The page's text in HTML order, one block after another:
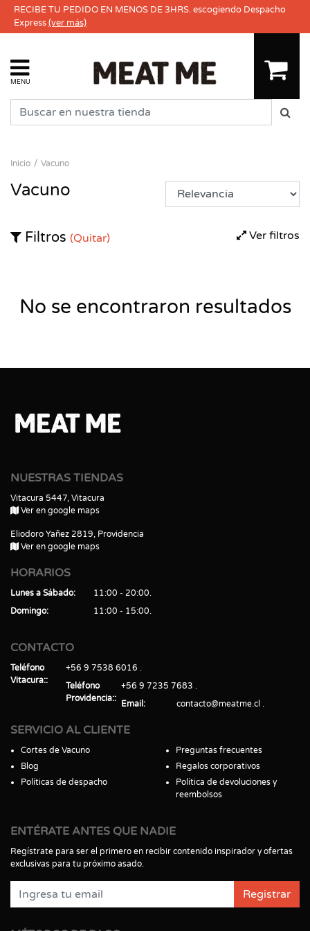
RECIBE TU PEDIDO EN MENOS DE 3HRS. escogiendo Despacho
Express(ver más)
MENU
Inicio Vacuno
Vacuno
Ver filtros
Filtros (Quitar)
No se encontraron resultados
NUESTRAS TIENDAS
Vitacura 5447, Vitacura
Ver en google maps
Eliodoro Yañez 2819, Providencia
Ver en google maps
HORARIOS
Lunes a Sábado
11:00 - 20:00
Domingo
11:00 - 15:00
CONTACTO
Teléfono
Vitacura:
+56 9 7538 6016
Teléfono
Providencia:
+56 9 7235 7683
Email
contacto@meatme.cl
SERVICIO AL CLIENTE
Cortes de Vacuno
Blog
Políticas de despacho
Preguntas frecuentes
Regalos corporativos
Política de devoluciones y
reembolsos
ENTÉRATE ANTES QUE NADIE
Regístrate para ser el primero en recibir contenido inspirador y ofertas
exclusivas para tu próximo asado.
Registrar